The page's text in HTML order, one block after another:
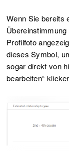
Wenn Sie bereits
Profilfoto
dieses Symbol,
sogar direkt von
bearbeiten“